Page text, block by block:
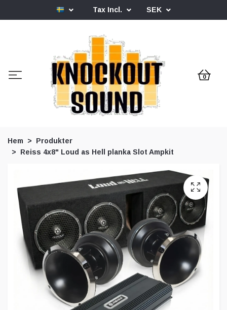
Tax Incl. SEK
0
Hem
Produkter
Reiss 4x8" Loud as Hell planka Slot Ampkit